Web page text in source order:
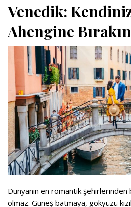
Venedik:
Ahengine Bırakın
Dünyanın en romantik şehirlerinden
olmaz. Güneş batmaya, gökyüzü